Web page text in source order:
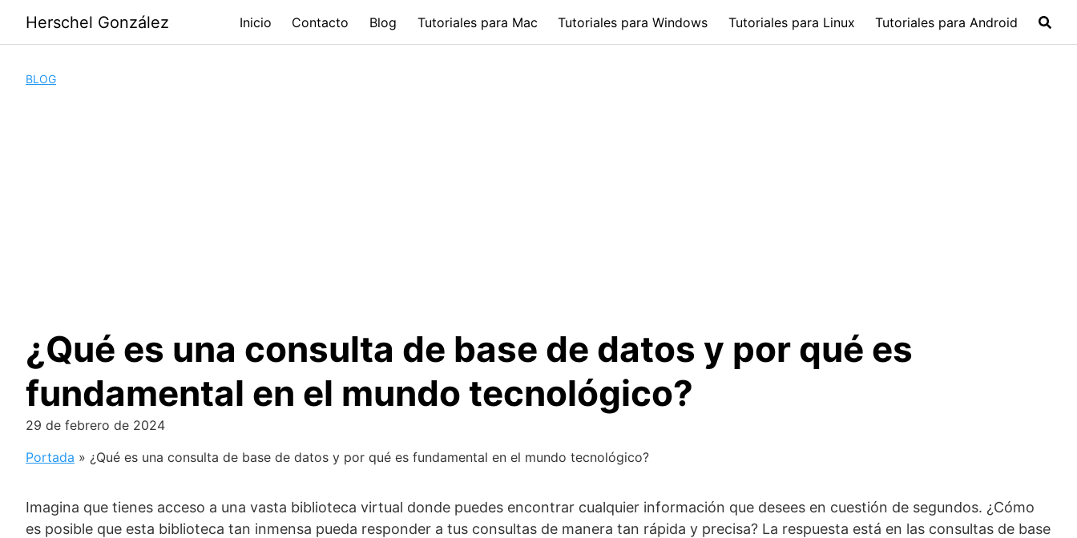
contenido
Herschel González Inicio Contacto Blog Tutoriales para Mac Tutoriales para Windows Tutoriales para Linux Tutoriales para Android
BLOG
¿Qué es una consulta de base de datos y por qué es
fundamental en el mundo tecnológico?
29 de febrero de 2024
Portada » ¿Qué es una consulta de base de datos y por qué es fundamental en el mundo tecnológico?
Imagina que tienes acceso a una vasta biblioteca virtual donde puedes encontrar cualquier información que desees en cuestión de segundos. ¿Cómo
es posible que esta biblioteca tan inmensa pueda responder a tus consultas de manera tan rápida y precisa? La respuesta está en las consultas de base